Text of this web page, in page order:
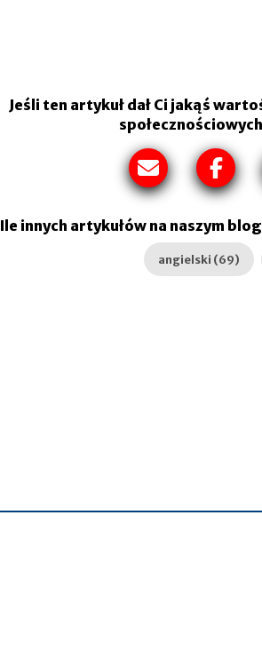
Jeśli ten artykuł dał Ci jakąś
Ile innych artykułów na naszym
angielski (69)